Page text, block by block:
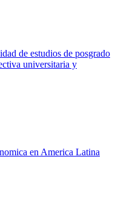
de estudios de posgrado
universitaria y
en America Latina